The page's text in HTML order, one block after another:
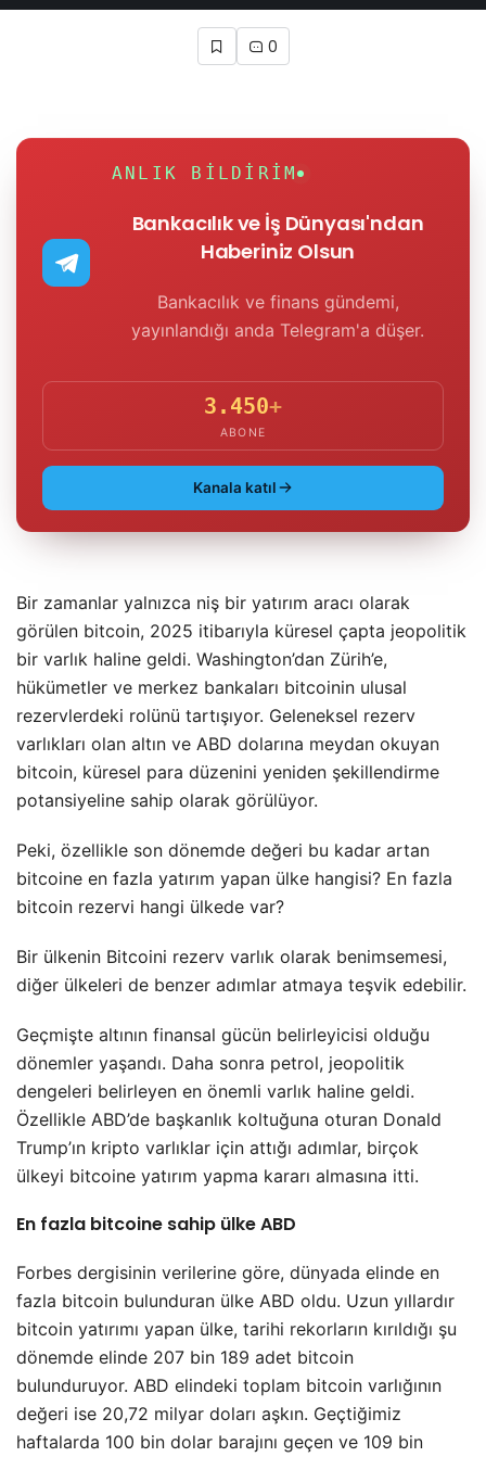
0
ANLIK BILDIRIM
Bankacılık ve İş Dünyası'ndan
Haberiniz Olsun
Bankacılık ve finans gündemi,
yayınlandığı anda Telegram'a düşer.
3.450+
ABONE
Kanala katıl
Bir zamanlar yalnızca niş bir yatırım aracı olarak
görülen bitcoin, 2025 itibarıyla küresel çapta jeopolitik
bir varlık haline geldi. Washington’dan Zürih’e,
hükümetler ve merkez bankaları bitcoinin ulusal
rezervlerdeki rolünü tartışıyor. Geleneksel rezerv
varlıkları olan altın ve ABD dolarına meydan okuyan
bitcoin, küresel para düzenini yeniden şekillendirme
potansiyeline sahip olarak görülüyor.
Peki, özellikle son dönemde değeri bu kadar artan
bitcoine en fazla yatırım yapan ülke hangisi? En fazla
bitcoin rezervi hangi ülkede var?
Bir ülkenin Bitcoini rezerv varlık olarak benimsemesi,
diğer ülkeleri de benzer adımlar atmaya teşvik edebilir.
Geçmişte altının finansal gücün belirleyicisi olduğu
dönemler yaşandı. Daha sonra petrol, jeopolitik
dengeleri belirleyen en önemli varlık haline geldi.
Özellikle ABD’de başkanlık koltuğuna oturan Donald
Trump’ın kripto varlıklar için attığı adımlar, birçok
ülkeyi bitcoine yatırım yapma kararı almasına itti.
En fazla bitcoine sahip ülke ABD
Forbes dergisinin verilerine göre, dünyada elinde en
fazla bitcoin bulunduran ülke ABD oldu. Uzun yıllardır
bitcoin yatırımı yapan ülke, tarihi rekorların kırıldığı şu
dönemde elinde 207 bin 189 adet bitcoin
bulunduruyor. ABD elindeki toplam bitcoin varlığının
değeri ise 20,72 milyar doları aşkın. Geçtiğimiz
haftalarda 100 bin dolar barajını geçen ve 109 bin